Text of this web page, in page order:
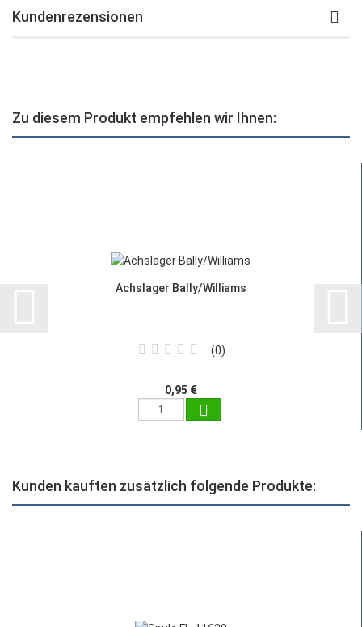
Kundenrezensionen
Zu diesem Produkt empfehlen wir Ihnen:
Achslager Bally/Williams
0
0,95 €
Kunden kauften zusätzlich folgende Produkte: